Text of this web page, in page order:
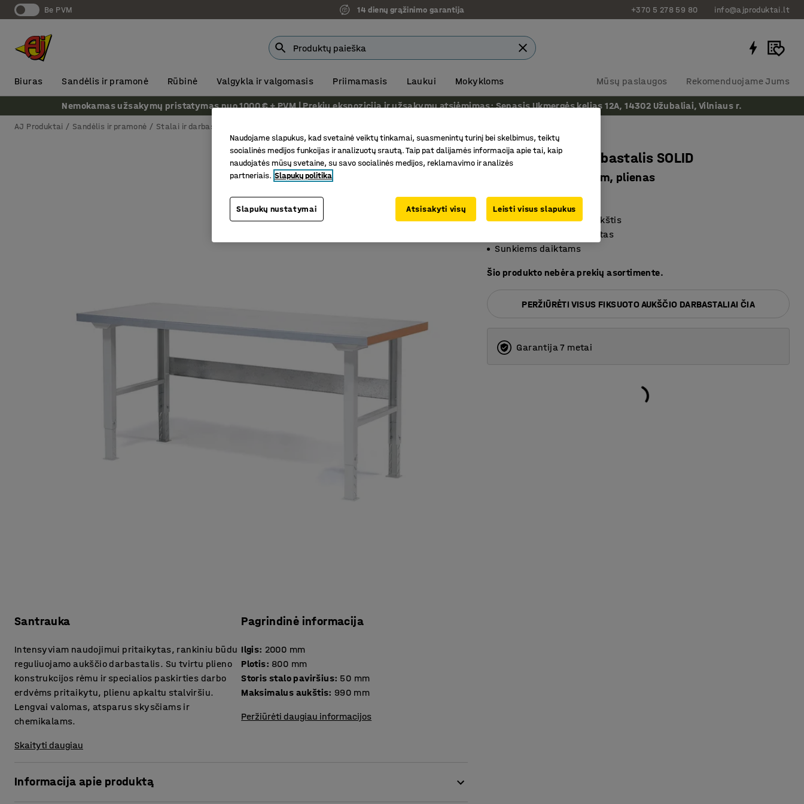
Be PVM 14 dienų grąžinimo garantija +370 5 278 59 80 info@ajproduktai.lt
Biuras Sandėlis ir pramonė Rūbinė Valgykla ir valgomasis Priimamasis Laukui Mokykloms Mūsų paslaugos Rekomenduojame Jums
Nemokamas užsakymų pristatymas nuo 1000 € + PVM | Prekių ekspozicija ir užsakymų atsiėmimas: Senasis Ukmergės kelias 12A, 14302 Užubaliai, Vilniaus r.
AJ Produktai Sandėlis ir pramonė Stalai ir darbastaliai
Santrauka
Intensyviam naudojimui pritaikytas, rankiniu būdu
reguliuojamo aukščio darbastalis. Su tvirtu plieno
konstrukcijos rėmu ir specialios paskirties darbo
erdvėms pritaikytu, plienu apkaltu stalviršiu.
Lengvai valomas, atsparus skysčiams ir
chemikalams.
Skaityti daugiau
Pagrindinė informacija
Ilgis: 2000 mm
Plotis: 800 mm
Storis stalo paviršius: 50 mm
Maksimalus aukštis: 990 mm
Peržiūrėti daugiau informacijos
Informacija apie produktą
Profesionalus darbastalis SOLID
750 kg, 2000x800 mm, plienas
Prekės kodas:23574
Reguliuojamas darbo aukštis
Ypatingai stabilus ir tvirtas
Sunkiems daiktams
Šio produkto nebėra prekių asortimente.
PERŽIŪRĖTI VISUS FIKSUOTO AUKŠČIO DARBASTALIAI ČIA
Garantija 7 metai
Naudojame slapukus, kad svetainė veiktų tinkamai, suasmenintų turinį bei skelbimus, teiktų
socialinės medijos funkcijas ir analizuotų srautą. Taip pat dalijamės informacija apie tai, kaip
naudojatės mūsų svetaine, su savo socialinės medijos, reklamavimo ir analizės
partneriais. Slapukų politika
Slapukų nustatymai Atsisakyti visų Leisti visus slapukus